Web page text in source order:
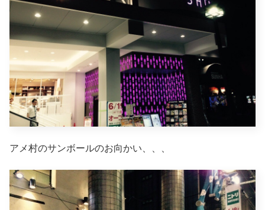
アメ村のサンボールのお向かい、、、